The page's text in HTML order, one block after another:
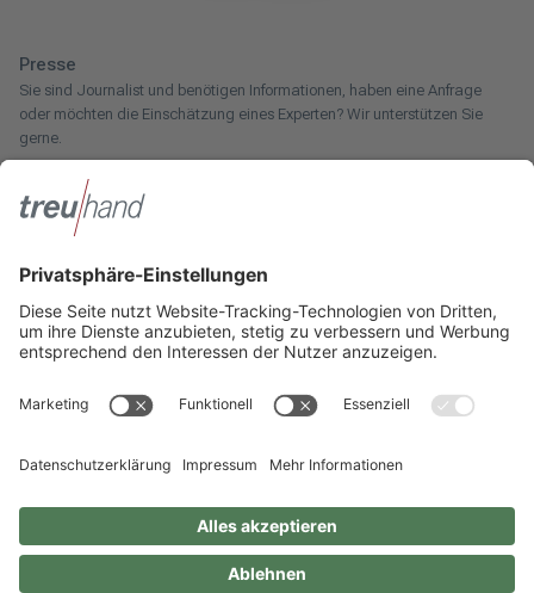
Presse
Sie sind Journalist und benötigen Informationen, haben eine Anfrage
oder möchten die Einschätzung eines Experten? Wir unterstützen Sie
gerne.
Innotax
forstwirtschaftlichen Betrieb oder kommen aus dem Handwerk und
suchen einen Steuerberater? Bei der Innotax bieten wir Ihnen individuelle
Beratung für jede Lebensphase.
Die Innotax kennenlernen
Social Media
Sie uns einfach auf unseren Social-Media-Kanälen.
Impressum